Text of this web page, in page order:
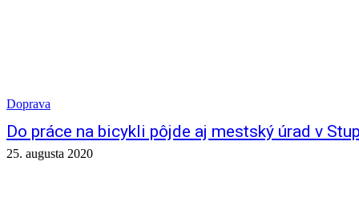
Doprava
Do práce na bicykli pôjde aj mestský úrad v
25. augusta 2020